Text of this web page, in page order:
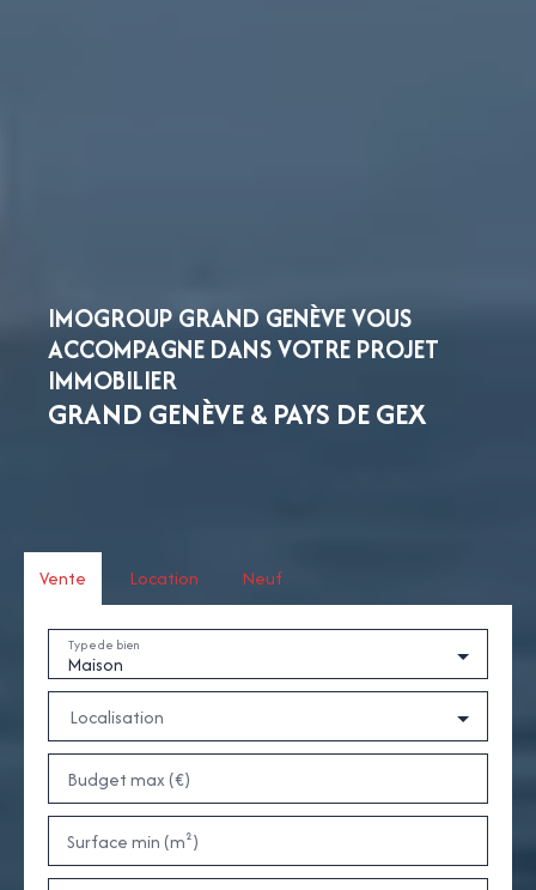
IMOGROUP GRAND GENÈVE VOUS
ACCOMPAGNE DANS VOTRE PROJET
IMMOBILIER
GRAND GENÈVE & PAYS DE GEX
Vente Location Neuf
Maison
Type de bien
Localisation
Budget max (€)
Surface min (m²)